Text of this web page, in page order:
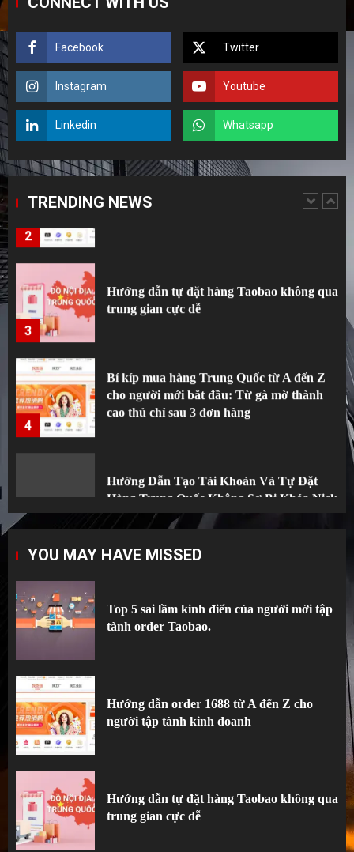
Facebook Twitter
Instagram Youtube
Linkedin Whatsapp
TRENDING NEWS
5
1
Top 5 sai lầm kinh điển của người mới tập
tành order Taobao.
2
Hướng dẫn order 1688 từ A đến Z cho
người tập tành kinh doanh
3
4
cao thủ chỉ sau 3 đơn hàng
1
tành order Taobao.
2
3
Hướng dẫn tự đặt hàng Taobao không qua
YOU MAY HAVE MISSED
Top 5 sai lầm kinh điển của người mới tập
tành order Taobao.
Hướng dẫn order 1688 từ A đến Z cho
người tập tành kinh doanh
Hướng dẫn tự đặt hàng Taobao không qua
trung gian cực dễ